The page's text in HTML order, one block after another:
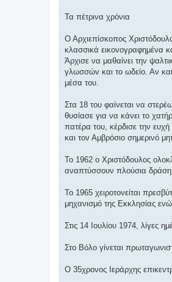
Τα πέτρινα χρόνια
Ο Αρχιεπίσκοπος
κλασσικά εικονογραφημένα
Άρχισε να μαθαίνει την
γλωσσών και το ωδείο. Αν
μέσα του.
Στα 18 του φαίνεται να
θυσίασε για να κάνει το
πατέρα του, κέρδισε την ευχή
και τον Αμβρόσιο σημερινό
Το 1962 ο Χριστόδουλος
αναπτύσσουν πλούσια δράση,
Το 1965 χειροτονείται
μηχανισμό της Εκκλησίας
Στις 14 Ιουλίου 1974, λίγες
Στο Βόλο γίνεται
Ο 35χρονος Ιεράρχης